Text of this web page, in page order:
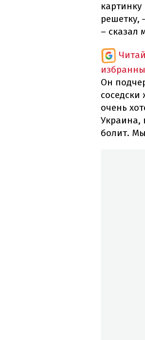
решетку,
– сказал
Он
очень
Украина,
болит.